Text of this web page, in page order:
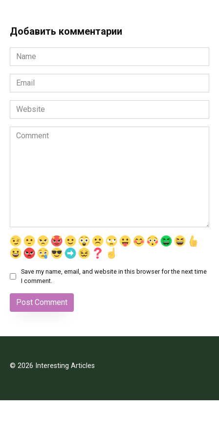
Добавить комментарии
Name
*
Email
*
Website
Comment
Save my name, email, and website in this browser for the next time
I comment.
© 2026 Interesting Articles